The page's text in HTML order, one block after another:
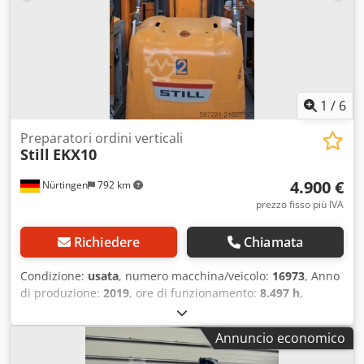
1 / 6
Nürtingen 792 km
Preparatori ordini verticali
Still EKX10
4.900 €
prezzo fisso più IVA
Richiedere Chiamata
Condizione: usata, numero macchina/veicolo: 16973, Anno
di produzione: 2019, ore di funzionamento: 8.497 h,
, altezza di sollevamento:
baricentro del carico:600 mm, tipo di carburante:
, tipo di montante:Simplex, altezza di
Annuncio economico